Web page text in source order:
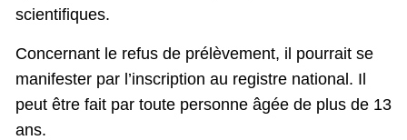
scientifiques.
Concernant le refus de prélèvement, il pourrait se
manifester par l’inscription au registre national. Il
peut être fait par toute personne âgée de plus de 13
ans.